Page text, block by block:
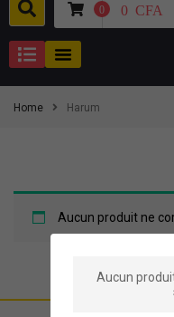
0 0 CFA
Home Harum
Aucun produit ne
Aucun